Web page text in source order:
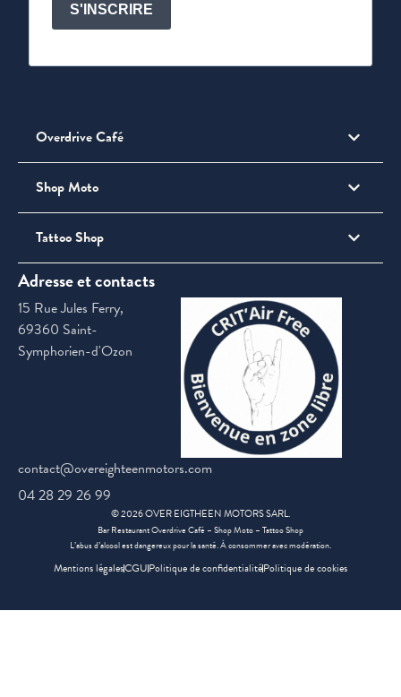
S'INSCRIRE
Overdrive Café
Shop Moto
Tattoo Shop
Adresse et contacts
15 Rue Jules Ferry,
69360 Saint-
Symphorien-d'Ozon
contact@overeighteenmotors.com
04 28 29 26 99
©2026OVER EIGTHEEN MOTORS SARL.
Bar Restaurant Overdrive Café – Shop Moto – Tattoo Shop
L’abus d’alcool est dangereux pour la santé. À consommer avec modération.
Mentions légalesCGUPolitique de confidentialitéPolitique de cookies